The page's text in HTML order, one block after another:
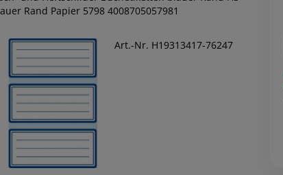
Rand Papier 5798 4008705057981
Art.-Nr. H19313417-76247